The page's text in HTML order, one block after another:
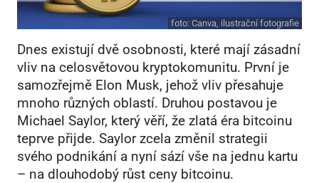
foto: Canva, ilustrační fotografie
Dnes existují dvě osobnosti, které mají zásadní
vliv na celosvětovou kryptokomunitu. První je
samozřejmě Elon Musk, jehož vliv přesahuje
mnoho různých oblastí. Druhou postavou je
Michael Saylor, který věří, že zlatá éra bitcoinu
teprve přijde. Saylor zcela změnil strategii
svého podnikání a nyní sází vše na jednu kartu
– na dlouhodobý růst ceny bitcoinu.